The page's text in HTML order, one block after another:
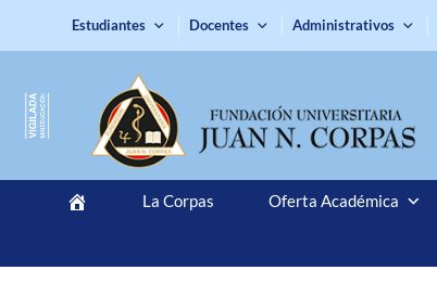
Estudiantes Docentes Administrativos
La Corpas Oferta Académica